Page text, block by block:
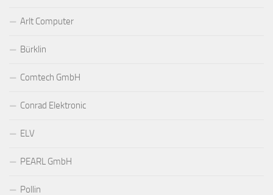
Arlt Computer
Bürklin
Comtech GmbH
Conrad Elektronic
ELV
PEARL GmbH
Pollin